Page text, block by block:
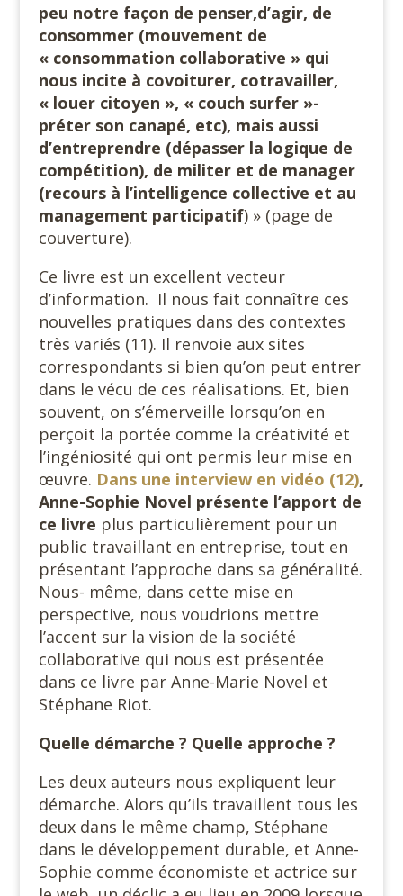
peu notre façon de penser,d’agir, de
consommer (mouvement de
« consommation collaborative » qui
nous incite à covoiturer, cotravailler,
« louer citoyen », « couch surfer »-
préter son canapé, etc), mais aussi
d’entreprendre (dépasser la logique de
compétition), de militer et de manager
(recours à l’intelligence collective et au
management participatif) » (page de
couverture).
Ce livre est un excellent vecteur
d’information. Il nous fait connaître ces
nouvelles pratiques dans des contextes
très variés (11). Il renvoie aux sites
correspondants si bien qu’on peut entrer
dans le vécu de ces réalisations. Et, bien
souvent, on s’émerveille lorsqu’on en
perçoit la portée comme la créativité et
l’ingéniosité qui ont permis leur mise en
œuvre. Dans une interview en vidéo (12),
Anne-Sophie Novel présente l’apport de
ce livre plus particulièrement pour un
public travaillant en entreprise, tout en
présentant l’approche dans sa généralité.
Nous- même, dans cette mise en
perspective, nous voudrions mettre
l’accent sur la vision de la société
collaborative qui nous est présentée
dans ce livre par Anne-Marie Novel et
Stéphane Riot.
Quelle démarche ? Quelle approche ?
Les deux auteurs nous expliquent leur
démarche. Alors qu’ils travaillent tous les
deux dans le même champ, Stéphane
dans le développement durable, et Anne-
Sophie comme économiste et actrice sur